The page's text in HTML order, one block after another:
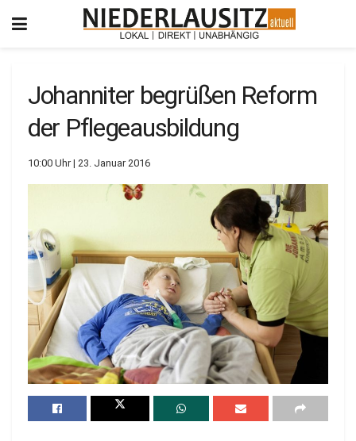
Johanniter begrüßen Reform
der Pflegeausbildung
10:00 Uhr | 23. Januar 2016